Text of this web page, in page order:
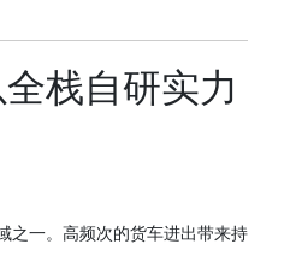
栈自研实力
之一。高频次的货车进出带来持